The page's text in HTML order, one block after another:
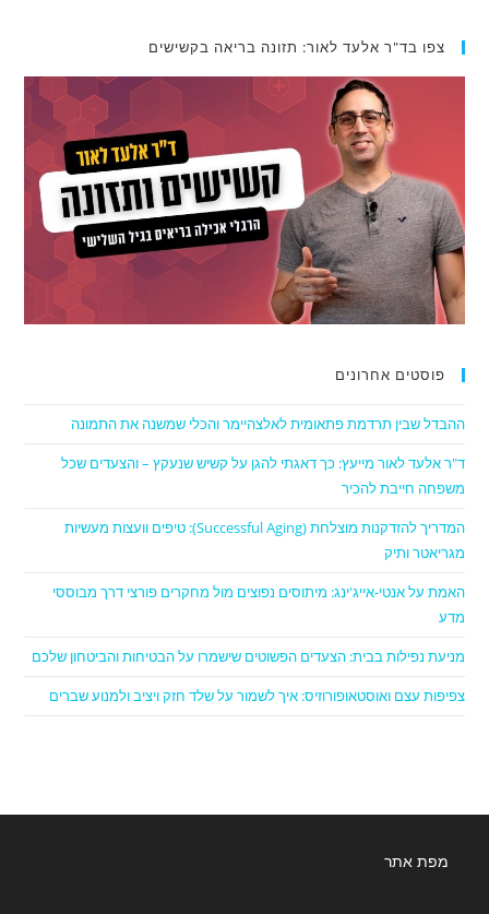
צפו בד"ר אלעד לאור: תזונה בריאה בקשישים
פוסטים אחרונים
ההבדל שבין תרדמת פתאומית לאלצהיימר והכלי שמשנה את התמונה
ד"ר אלעד לאור מייעץ: כך דאגתי להגן על קשיש שנעקץ – והצעדים שכל
משפחה חייבת להכיר
המדריך להזדקנות מוצלחת (Successful Aging): טיפים וועצות מעשיות
מגריאטר ותיק
האמת על אנטי-אייג'ינג: מיתוסים נפוצים מול מחקרים פורצי דרך מבוססי
מדע
מניעת נפילות בבית: הצעדים הפשוטים שישמרו על הבטיחות והביטחון שלכם
צפיפות עצם ואוסטאופורוזיס: איך לשמור על שלד חזק ויציב ולמנוע שברים
מפת אתר